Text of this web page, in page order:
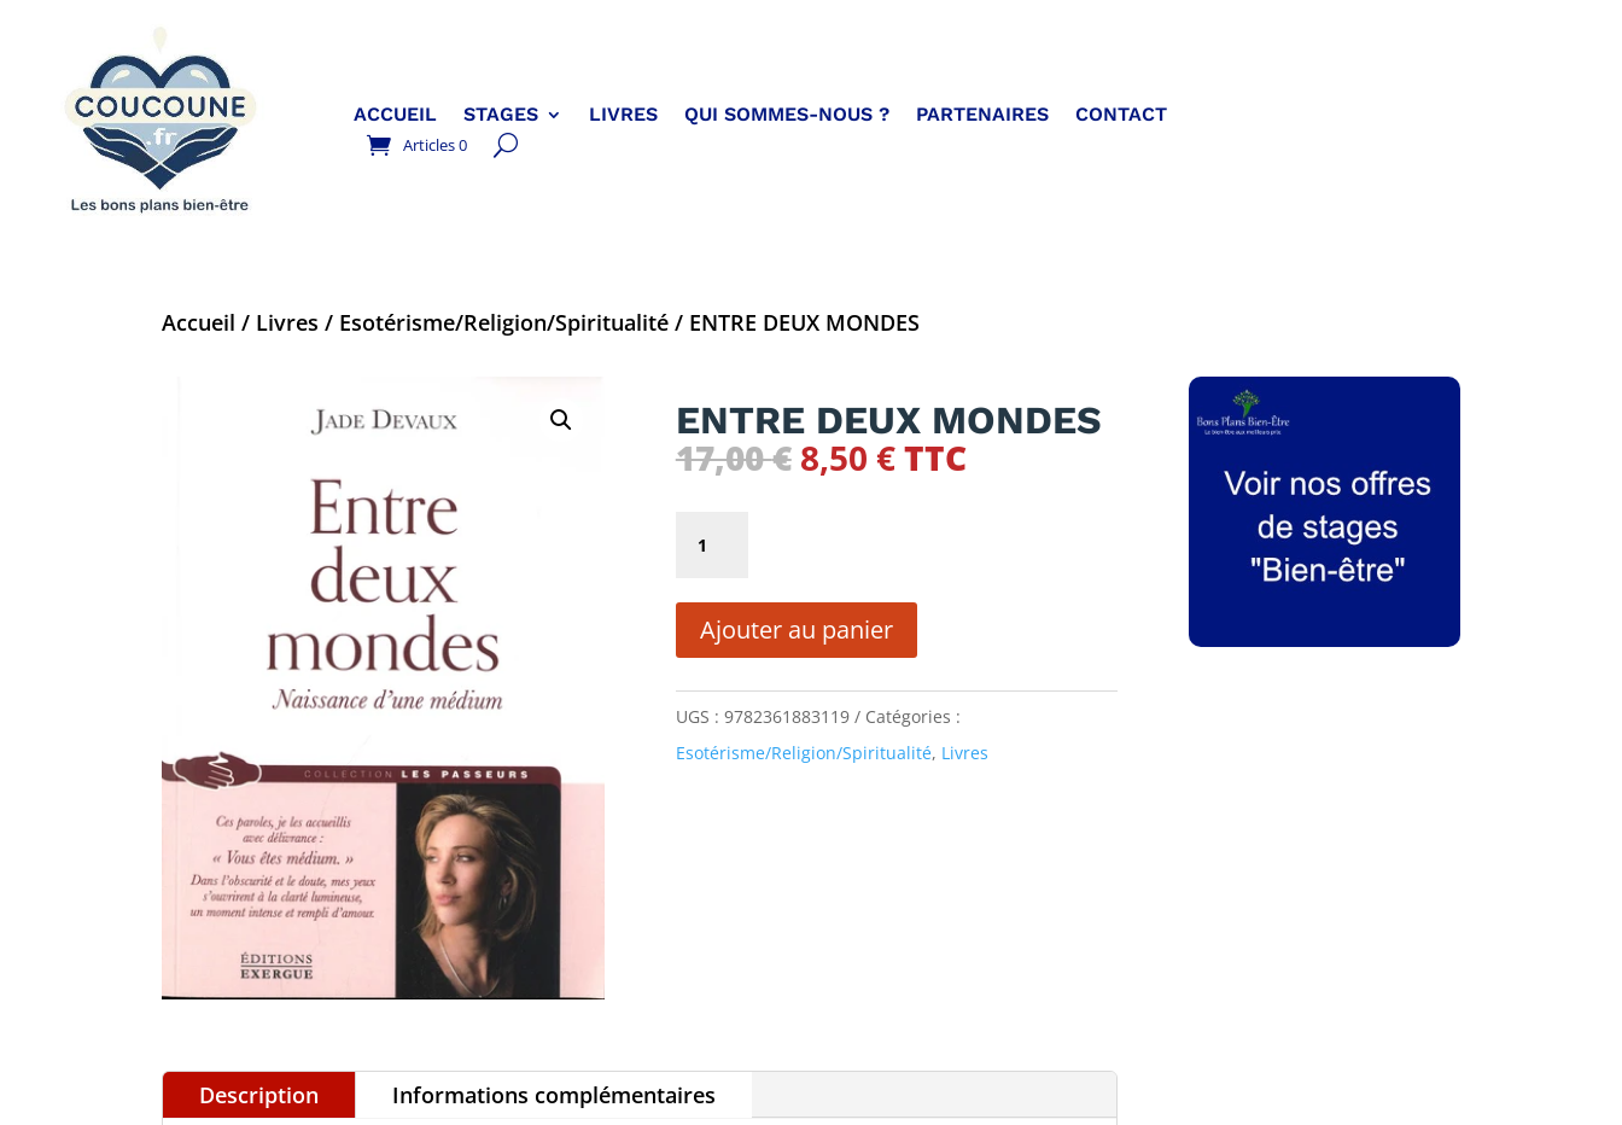
ACCUEIL STAGES LIVRES QUI SOMMES-NOUS ? PARTENAIRES CONTACT
Articles 0
Accueil / Livres / Esotérisme/Religion/Spiritualité / ENTRE DEUX MONDES
ENTRE DEUX MONDES
17,00€ Le
17,00 €.
8,50 €Le
8,50 €.
TTC
ENTRE
DEUX
Ajouter au panier
UGS : 9782361883119
Catégories :
Esotérisme/Religion/Spiritualité, Livres
Description Informations complémentaires